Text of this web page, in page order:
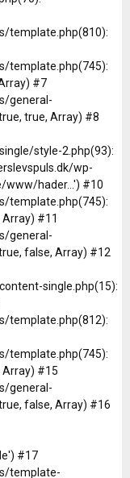
template.php(810):
template.php(745):
#7
general-
true, Array) #8
style-2.php(93):
wp-
www/hader...') #10
template.php(745):
#11
general-
false, Array) #12
single.php(15):
template.php(812):
template.php(745):
#15
general-
false, Array) #16
#17
template-